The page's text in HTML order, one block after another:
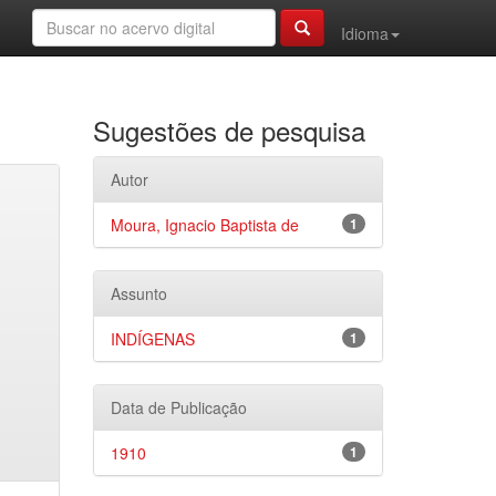
Idioma
Sugestões de pesquisa
Autor
1
Moura, Ignacio Baptista de
Assunto
1
INDÍGENAS
Data de Publicação
1
1910